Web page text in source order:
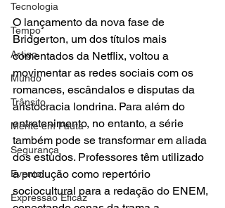
Tecnologia
Tempo
Artigo
Mundo
Trânsito
Mente em Pauta
Segurança
Evento
Expressão Eficaz
O lançamento da nova fase de
Bridgerton, um dos títulos mais
comentados da Netflix, voltou a
movimentar as redes sociais com os
romances, escândalos e disputas da
aristocracia londrina. Para além do
entretenimento, no entanto, a série
também pode se transformar em aliada
dos estudos. Professores têm utilizado
a produção como repertório
sociocultural para a redação do ENEM,